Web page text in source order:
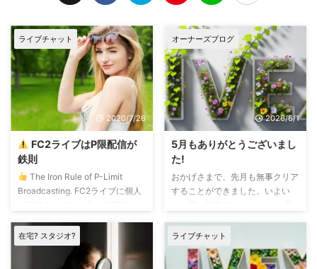
ライブチャット
2020/7/26
FC2ライブはP限配信が
鉄則
The Iron Rule of P-Limit
Broadcasting. FC2ライブに個人
んもぜひ参考にしていただきたい
ことを書いてみます。 FC2ライ
ブチャットの無料配信ではP限配
オーナーズブログ
2026/6/1
5月もありがとうございまし
た!
おかげさまで、先月も無事クリア
することができました。いよい
シーズンから、外撮影のために、
高性能な日傘を買いました。 6月
から、 新たなプロモーション展
在宅? スタジオ? ライブチャット